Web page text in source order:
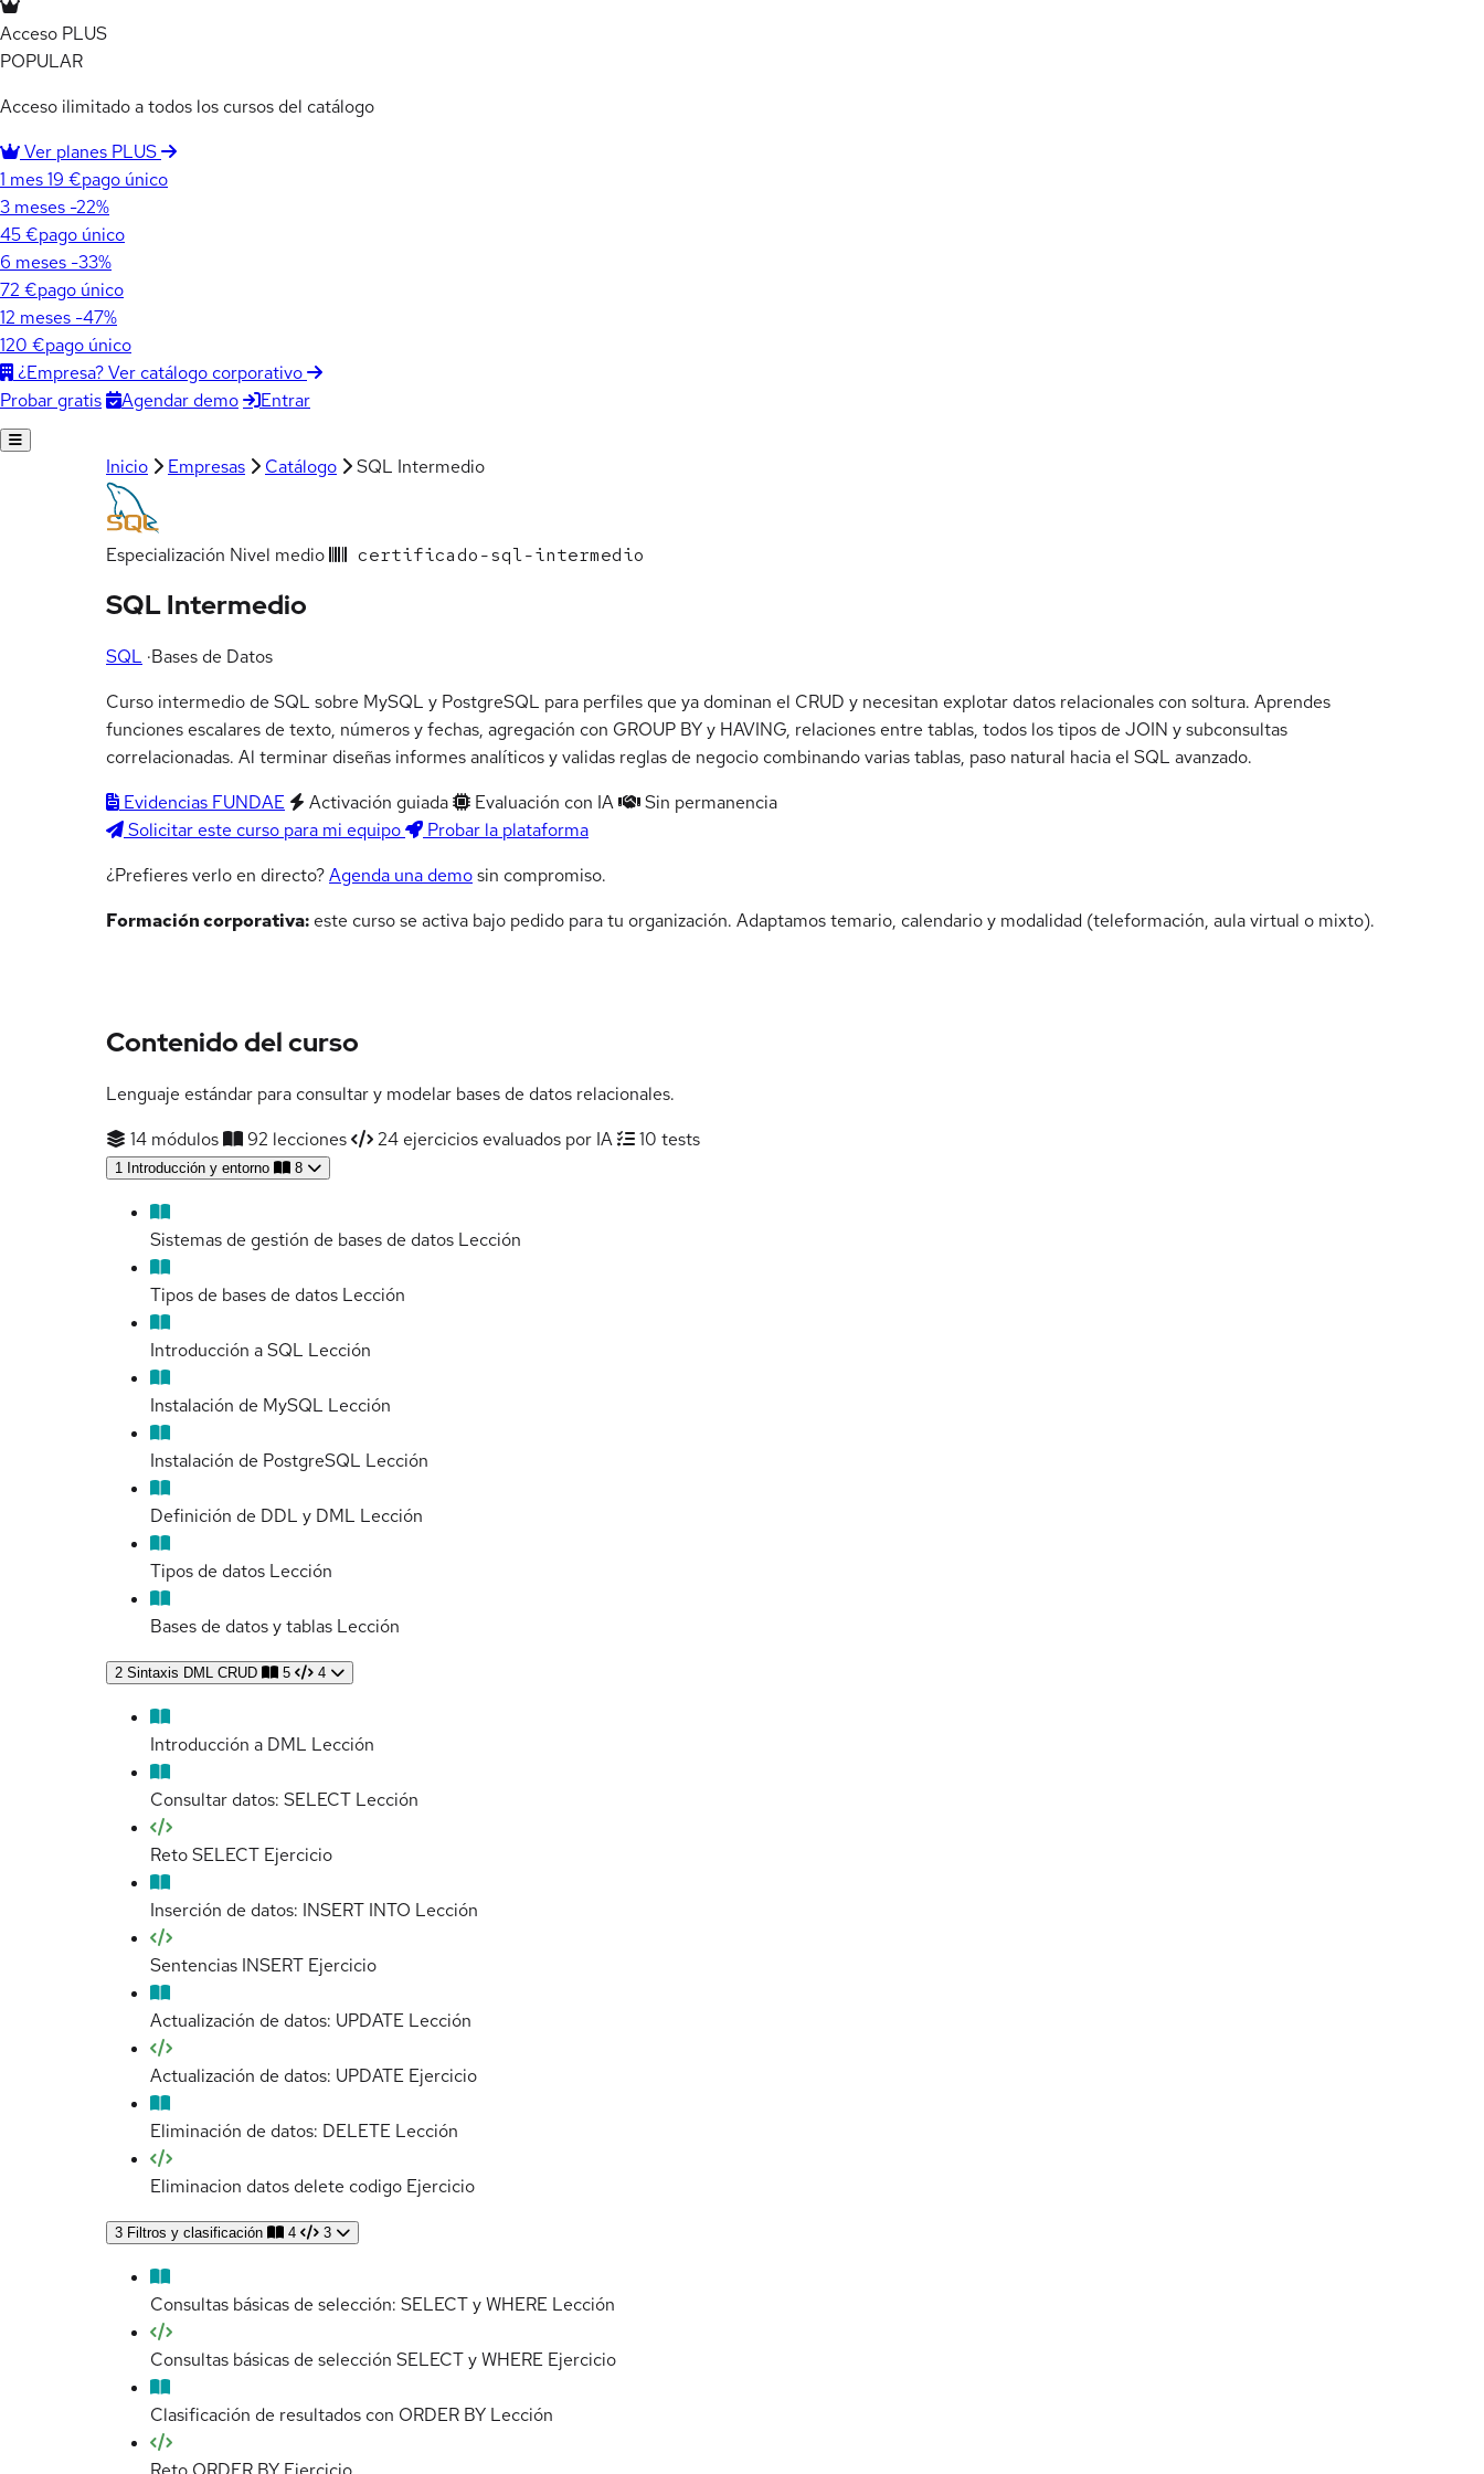
Acceso PLUS
POPULAR
Acceso ilimitado a todos los cursos del catálogo
Ver planes PLUS
1 mes19 €pago único
3 meses -22%
45 €pago único
6 meses -33%
72 €pago único
12 meses -47%
120 €pago único
¿Empresa? Ver catálogo corporativo
Probar gratis
Agendar demo Entrar
Inicio Empresas Catálogo SQL Intermedio
Especialización Nivel medio certificado-sql-intermedio
SQL Intermedio
SQL ·Bases de Datos
Curso intermedio de SQL sobre MySQL y PostgreSQL para perfiles que ya dominan el CRUD y necesitan explotar datos relacionales con soltura. Aprendes
funciones escalares de texto, números y fechas, agregación con GROUP BY y HAVING, relaciones entre tablas, todos los tipos de JOIN y subconsultas
correlacionadas. Al terminar diseñas informes analíticos y validas reglas de negocio combinando varias tablas, paso natural hacia el SQL avanzado.
Evidencias FUNDAE
Activación guiada Evaluación con IA
Sin permanencia
Solicitar este curso para mi equipo
Probar la plataforma
¿Prefieres verlo en directo?Agenda una demosin compromiso.
Formación corporativa: este curso se activa bajo pedido para tu organización. Adaptamos temario, calendario y modalidad (teleformación, aula virtual o mixto).
Contenido del curso
Lenguaje estándar para consultar y modelar bases de datos relacionales.
14 módulos
92 lecciones 24 ejercicios evaluados por IA 10 tests
1 Introducción y entorno 8
Sistemas de gestión de bases de datos Lección
Tipos de bases de datos Lección
Introducción a SQL Lección
Instalación de MySQL Lección
Instalación de PostgreSQL Lección
Definición de DDL y DML Lección
Tipos de datos Lección
Bases de datos y tablas Lección
2 Sintaxis DML CRUD 5 4
Introducción a DML Lección
Consultar datos: SELECT Lección
Reto SELECT Ejercicio
Inserción de datos: INSERT INTO Lección
Sentencias INSERT Ejercicio
Actualización de datos: UPDATE Lección
Actualización de datos: UPDATE Ejercicio
Eliminación de datos: DELETE Lección
Eliminacion datos delete codigo Ejercicio
3 Filtros y clasificación 4 3
Consultas básicas de selección: SELECT y WHERE Lección
Consultas básicas de selección SELECT y WHERE Ejercicio
Clasificación de resultados con ORDER BY Lección